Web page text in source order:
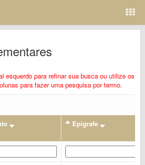
esquerdo para refinar sua busca ou utilize os
para fazer uma pesquisa por termo.
Epigrafe